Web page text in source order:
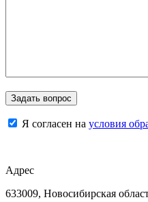
Я согласен на условия
Адрес
633009, Новосибирская